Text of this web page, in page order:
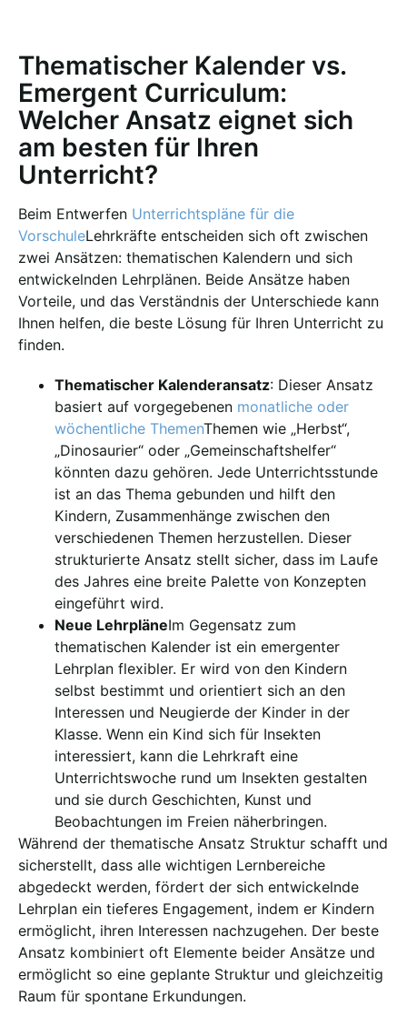
Thematischer Kalender vs.
Emergent Curriculum:
Welcher Ansatz eignet sich
am besten für Ihren
Unterricht?
Beim Entwerfen Unterrichtspläne für die
VorschuleLehrkräfte entscheiden sich oft zwischen
zwei Ansätzen: thematischen Kalendern und sich
entwickelnden Lehrplänen. Beide Ansätze haben
Vorteile, und das Verständnis der Unterschiede kann
Ihnen helfen, die beste Lösung für Ihren Unterricht zu
finden.
Thematischer Kalenderansatz: Dieser Ansatz
basiert auf vorgegebenen monatliche oder
wöchentliche ThemenThemen wie „Herbst“,
„Dinosaurier“ oder „Gemeinschaftshelfer“
könnten dazu gehören. Jede Unterrichtsstunde
ist an das Thema gebunden und hilft den
Kindern, Zusammenhänge zwischen den
verschiedenen Themen herzustellen. Dieser
strukturierte Ansatz stellt sicher, dass im Laufe
des Jahres eine breite Palette von Konzepten
eingeführt wird.
Neue LehrpläneIm Gegensatz zum
thematischen Kalender ist ein emergenter
Lehrplan flexibler. Er wird von den Kindern
selbst bestimmt und orientiert sich an den
Interessen und Neugierde der Kinder in der
Klasse. Wenn ein Kind sich für Insekten
interessiert, kann die Lehrkraft eine
Unterrichtswoche rund um Insekten gestalten
und sie durch Geschichten, Kunst und
Beobachtungen im Freien näherbringen.
Während der thematische Ansatz Struktur schafft und
sicherstellt, dass alle wichtigen Lernbereiche
abgedeckt werden, fördert der sich entwickelnde
Lehrplan ein tieferes Engagement, indem er Kindern
ermöglicht, ihren Interessen nachzugehen. Der beste
Ansatz kombiniert oft Elemente beider Ansätze und
ermöglicht so eine geplante Struktur und gleichzeitig
Raum für spontane Erkundungen.